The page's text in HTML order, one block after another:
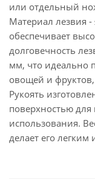
или отдельный
Материал лезвия -
обеспечивает
долговечность
мм, что идеально
овощей и
Рукоять
поверхностью для
использования.
делает его